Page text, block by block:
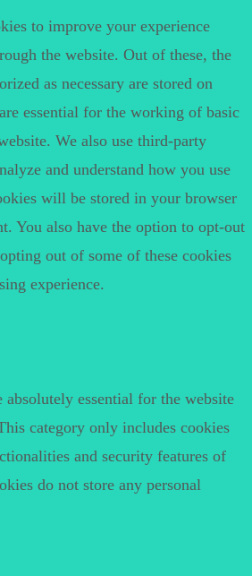
to improve your experience
the website. Out of these, the
as necessary are stored on
essential for the working of basic
We also use third-party
and understand how you use
will be stored in your browser
You also have the option to opt-out
out of some of these cookies
experience.
absolutely essential for the website
category only includes cookies
and security features of
do not store any personal